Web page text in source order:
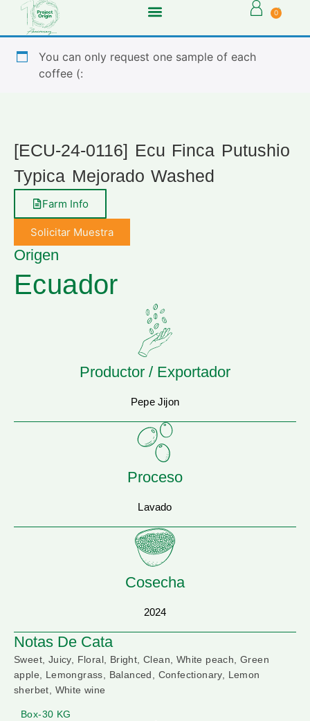
0
You can only request one sample of each
coffee (:
[ECU-24-0116] Ecu Finca Putushio
Typica Mejorado Washed
Farm Info
Solicitar Muestra
Origen
Ecuador
Productor / Exportador
Pepe Jijon
Proceso
Lavado
Cosecha
2024
Notas De Cata
Sweet, Juicy, Floral, Bright, Clean, White peach, Green
apple, Lemongrass, Balanced, Confectionary, Lemon
sherbet, White wine
Box-30 KG